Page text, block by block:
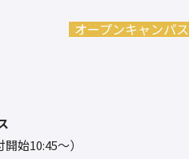
オープンキャンパス
始10:45～）